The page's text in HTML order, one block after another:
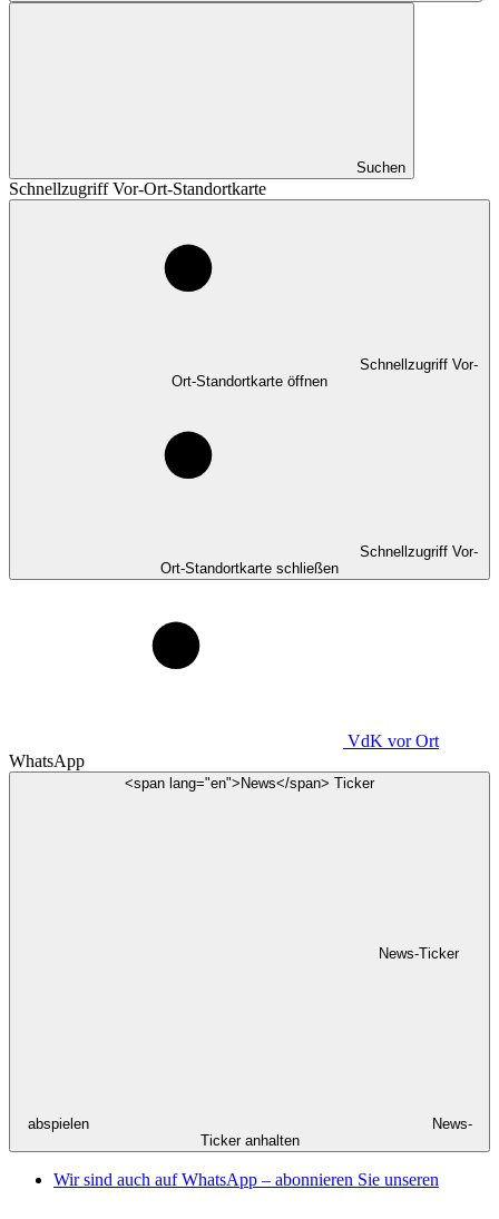
Suchen
Schnellzugriff Vor-Ort-Standortkarte
Schnellzugriff Vor-
Ort-Standortkarte öffnen
Schnellzugriff Vor-
Ort-Standortkarte schließen
VdK vor Ort
WhatsApp
<span lang="en">News</span> Ticker
News-Ticker
abspielen
News-
Ticker anhalten
Wir sind auch auf WhatsApp – abonnieren Sie unseren